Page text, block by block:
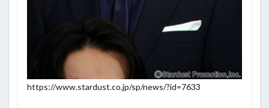
https://www.stardust.co.jp/sp/news/?id=7633